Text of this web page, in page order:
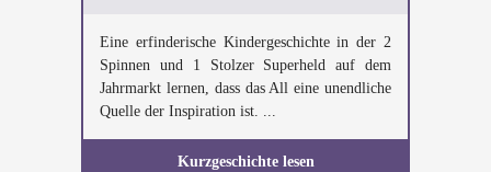
Eine erfinderische Kindergeschichte in der 2
Spinnen und 1 Stolzer Superheld auf dem
Jahrmarkt lernen, dass das All eine unendliche
Quelle der Inspiration ist. ...
Kurzgeschichte lesen